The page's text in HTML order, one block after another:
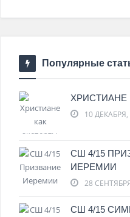
Популярные
ХРИСТИАНЕ
10 ДЕКАБРЯ,
СШ 4/15
ИЕРЕМИИ
28
СШ 4/15